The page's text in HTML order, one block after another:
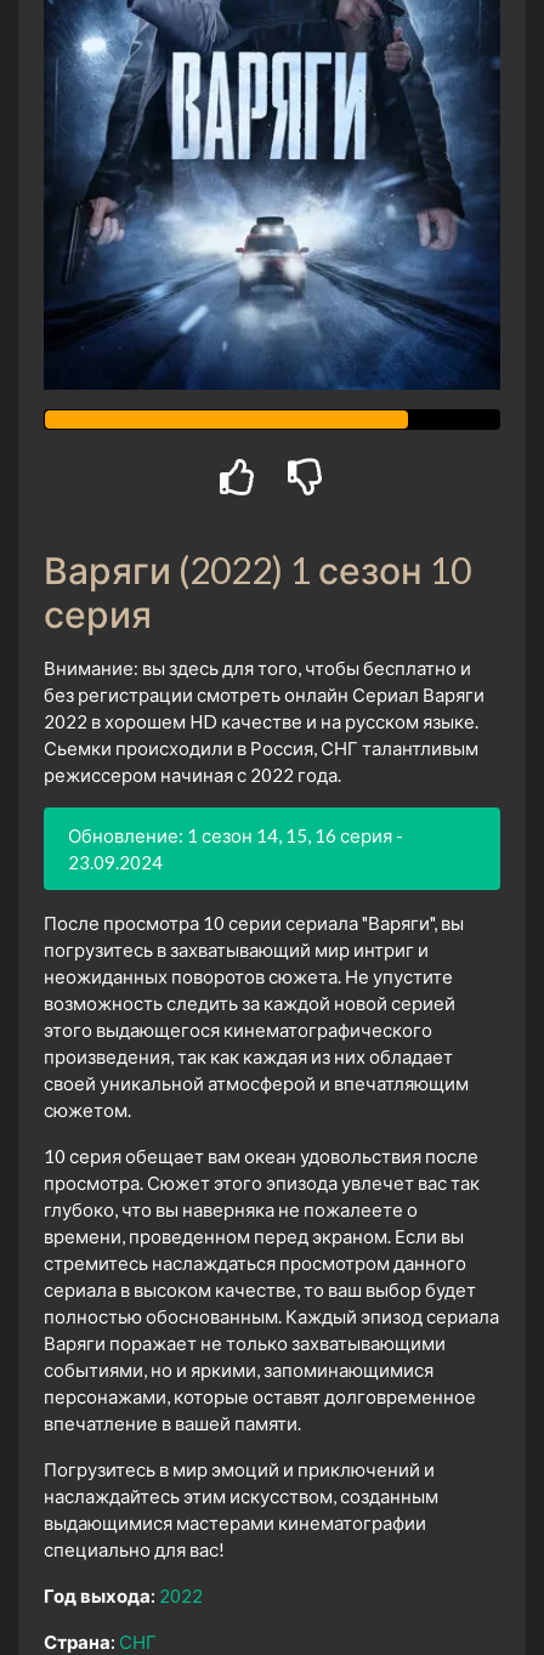
Варяги (2022) 1 сезон 10
серия
Внимание: вы здесь для того, чтобы бесплатно и
без регистрации смотреть онлайн Сериал Варяги
2022 в хорошем HD качестве и на русском языке.
Сьемки происходили в Россия, СНГ талантливым
режиссером начиная с 2022 года.
Обновление: 1 сезон 14, 15, 16 серия -
23.09.2024
После просмотра 10 серии сериала "Варяги", вы
погрузитесь в захватывающий мир интриг и
неожиданных поворотов сюжета. Не упустите
возможность следить за каждой новой серией
этого выдающегося кинематографического
произведения, так как каждая из них обладает
своей уникальной атмосферой и впечатляющим
сюжетом.
10 серия обещает вам океан удовольствия после
просмотра. Сюжет этого эпизода увлечет вас так
глубоко, что вы наверняка не пожалеете о
времени, проведенном перед экраном. Если вы
стремитесь наслаждаться просмотром данного
сериала в высоком качестве, то ваш выбор будет
полностью обоснованным. Каждый эпизод сериала
Варяги поражает не только захватывающими
событиями, но и яркими, запоминающимися
персонажами, которые оставят долговременное
впечатление в вашей памяти.
Погрузитесь в мир эмоций и приключений и
наслаждайтесь этим искусством, созданным
выдающимися мастерами кинематографии
специально для вас!
Год выхода: 2022
Страна: СНГ